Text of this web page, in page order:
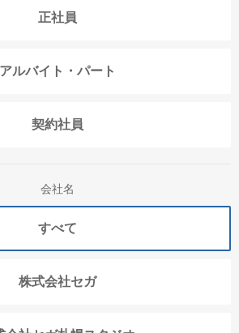
正社員
アルバイト・パート
契約社員
会社名
すべて
株式会社セガ